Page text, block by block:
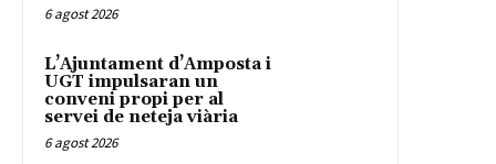
6 agost 2026
L’Ajuntament d’Amposta i
UGT impulsaran un
conveni propi per al
servei de neteja viària
6 agost 2026